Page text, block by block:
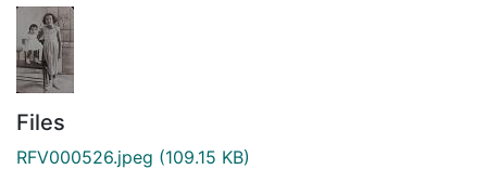
Files
RFV000526.jpeg (109.15 KB)